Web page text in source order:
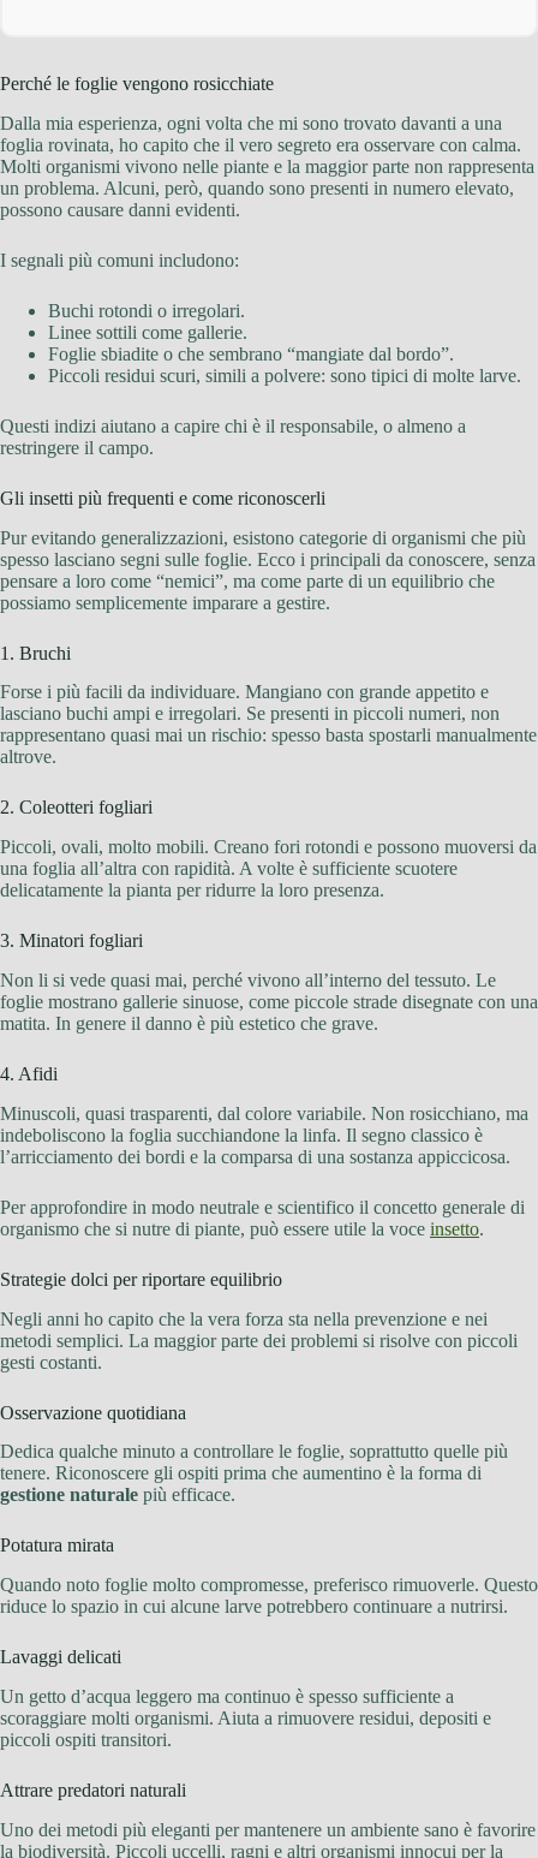
Perché le foglie vengono rosicchiate
Dalla mia esperienza, ogni volta che mi sono trovato davanti a una
foglia rovinata, ho capito che il vero segreto era osservare con calma.
Molti organismi vivono nelle piante e la maggior parte non rappresenta
un problema. Alcuni, però, quando sono presenti in numero elevato,
possono causare danni evidenti.
I segnali più comuni includono:
Buchi rotondi o irregolari.
Linee sottili come gallerie.
Foglie sbiadite o che sembrano “mangiate dal bordo”.
Piccoli residui scuri, simili a polvere: sono tipici di molte larve.
Questi indizi aiutano a capire chi è il responsabile, o almeno a
restringere il campo.
Gli insetti più frequenti e come riconoscerli
Pur evitando generalizzazioni, esistono categorie di organismi che più
spesso lasciano segni sulle foglie. Ecco i principali da conoscere, senza
pensare a loro come “nemici”, ma come parte di un equilibrio che
possiamo semplicemente imparare a gestire.
1. Bruchi
Forse i più facili da individuare. Mangiano con grande appetito e
lasciano buchi ampi e irregolari. Se presenti in piccoli numeri, non
rappresentano quasi mai un rischio: spesso basta spostarli manualmente
altrove.
2. Coleotteri fogliari
Piccoli, ovali, molto mobili. Creano fori rotondi e possono muoversi da
una foglia all’altra con rapidità. A volte è sufficiente scuotere
delicatamente la pianta per ridurre la loro presenza.
3. Minatori fogliari
Non li si vede quasi mai, perché vivono all’interno del tessuto. Le
foglie mostrano gallerie sinuose, come piccole strade disegnate con una
matita. In genere il danno è più estetico che grave.
4. Afidi
Minuscoli, quasi trasparenti, dal colore variabile. Non rosicchiano, ma
indeboliscono la foglia succhiandone la linfa. Il segno classico è
l’arricciamento dei bordi e la comparsa di una sostanza appiccicosa.
Per approfondire in modo neutrale e scientifico il concetto generale di
organismo che si nutre di piante, può essere utile la voce insetto.
Strategie dolci per riportare equilibrio
Negli anni ho capito che la vera forza sta nella prevenzione e nei
metodi semplici. La maggior parte dei problemi si risolve con piccoli
gesti costanti.
Osservazione quotidiana
Dedica qualche minuto a controllare le foglie, soprattutto quelle più
tenere. Riconoscere gli ospiti prima che aumentino è la forma di
gestione naturale più efficace.
Potatura mirata
Quando noto foglie molto compromesse, preferisco rimuoverle. Questo
riduce lo spazio in cui alcune larve potrebbero continuare a nutrirsi.
Lavaggi delicati
Un getto d’acqua leggero ma continuo è spesso sufficiente a
scoraggiare molti organismi. Aiuta a rimuovere residui, depositi e
piccoli ospiti transitori.
Attrare predatori naturali
Uno dei metodi più eleganti per mantenere un ambiente sano è favorire
la biodiversità. Piccoli uccelli, ragni e altri organismi innocui per la